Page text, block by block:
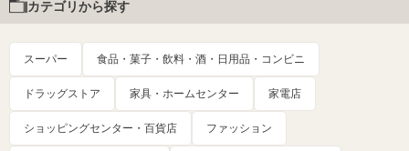
カテゴリから探す
スーパー 食品・菓子・飲料・酒・日用品・コンビニ
ドラッグストア 家具・ホームセンター 家電店
ショッピングセンター・百貨店 ファッション